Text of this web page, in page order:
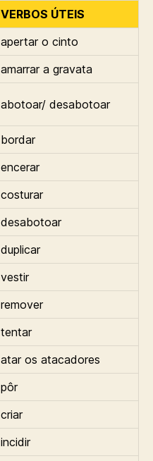
VERBOS ÚTEIS
apertar o cinto
amarrar a gravata
abotoar/ desabotoar
bordar
encerar
costurar
desabotoar
duplicar
vestir
remover
tentar
atar os atacadores
pôr
criar
incidir